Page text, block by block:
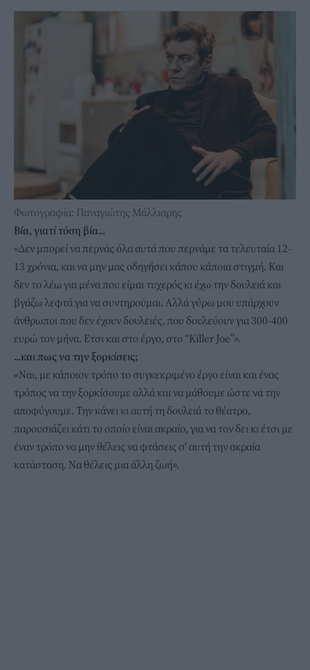
Φωτογραφία: Παναγιώτης Μάλλιαρης
Βία, γιατί τόση βία...
«Δεν μπορεί να περνάς όλα αυτά που περνάμε τα τελευταία 12-
13 χρόνια, και να μην μας οδηγήσει κάπου κάποια στιγμή. Και
δεν το λέω για μένα που είμαι τυχερός κι έχω την δουλειά και
βγάζω λεφτά για να συντηρούμαι. Αλλά γύρω μου υπάρχουν
άνθρωποι που δεν έχουν δουλειές, που δουλεύουν για 300-400
ευρώ τον μήνα. Ετσι και στο έργο, στο “Killer Joe”».
...και πως να την ξορκίσεις;
«Ναι, με κάποιον τρόπο το συγκεκριμένο έργο είναι και ένας
τρόπος να την ξορκίσουμε αλλά και να μάθουμε ώστε να την
αποφύγουμε. Την κάνει κι αυτή τη δουλειά το θέατρο,
παρουσιάζει κάτι το οποίο είναι ακραίο, για να τον δει κι έτσι με
έναν τρόπο να μην θέλεις να φτάσεις σ' αυτή την ακραία
κατάσταση. Να θέλεις μια άλλη ζωή».